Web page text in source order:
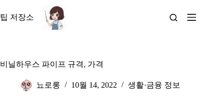
문
뛰
팁 저장소
비닐하우스 파이프 규격, 가격
뇨로롱 10월 14, 2022 생활·금융 정보